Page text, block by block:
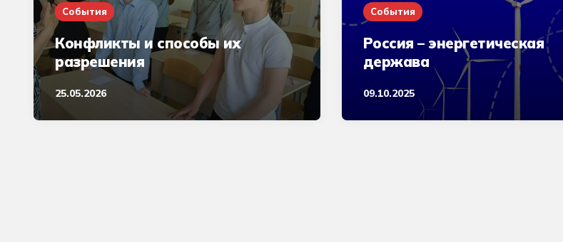
События
Конфликты и способы их
разрешения
25.05.2026
События
Россия – энергетическая
держава
09.10.2025